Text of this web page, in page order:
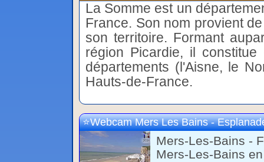
La Somme est un
France. Son nom provient
son territoire. Formant
région Picardie, il
départements (l'Aisne, le
Hauts-de-France.
Webcam Mers Les Bains -
Mers-Les-Bains -
Mers-Les-Bains